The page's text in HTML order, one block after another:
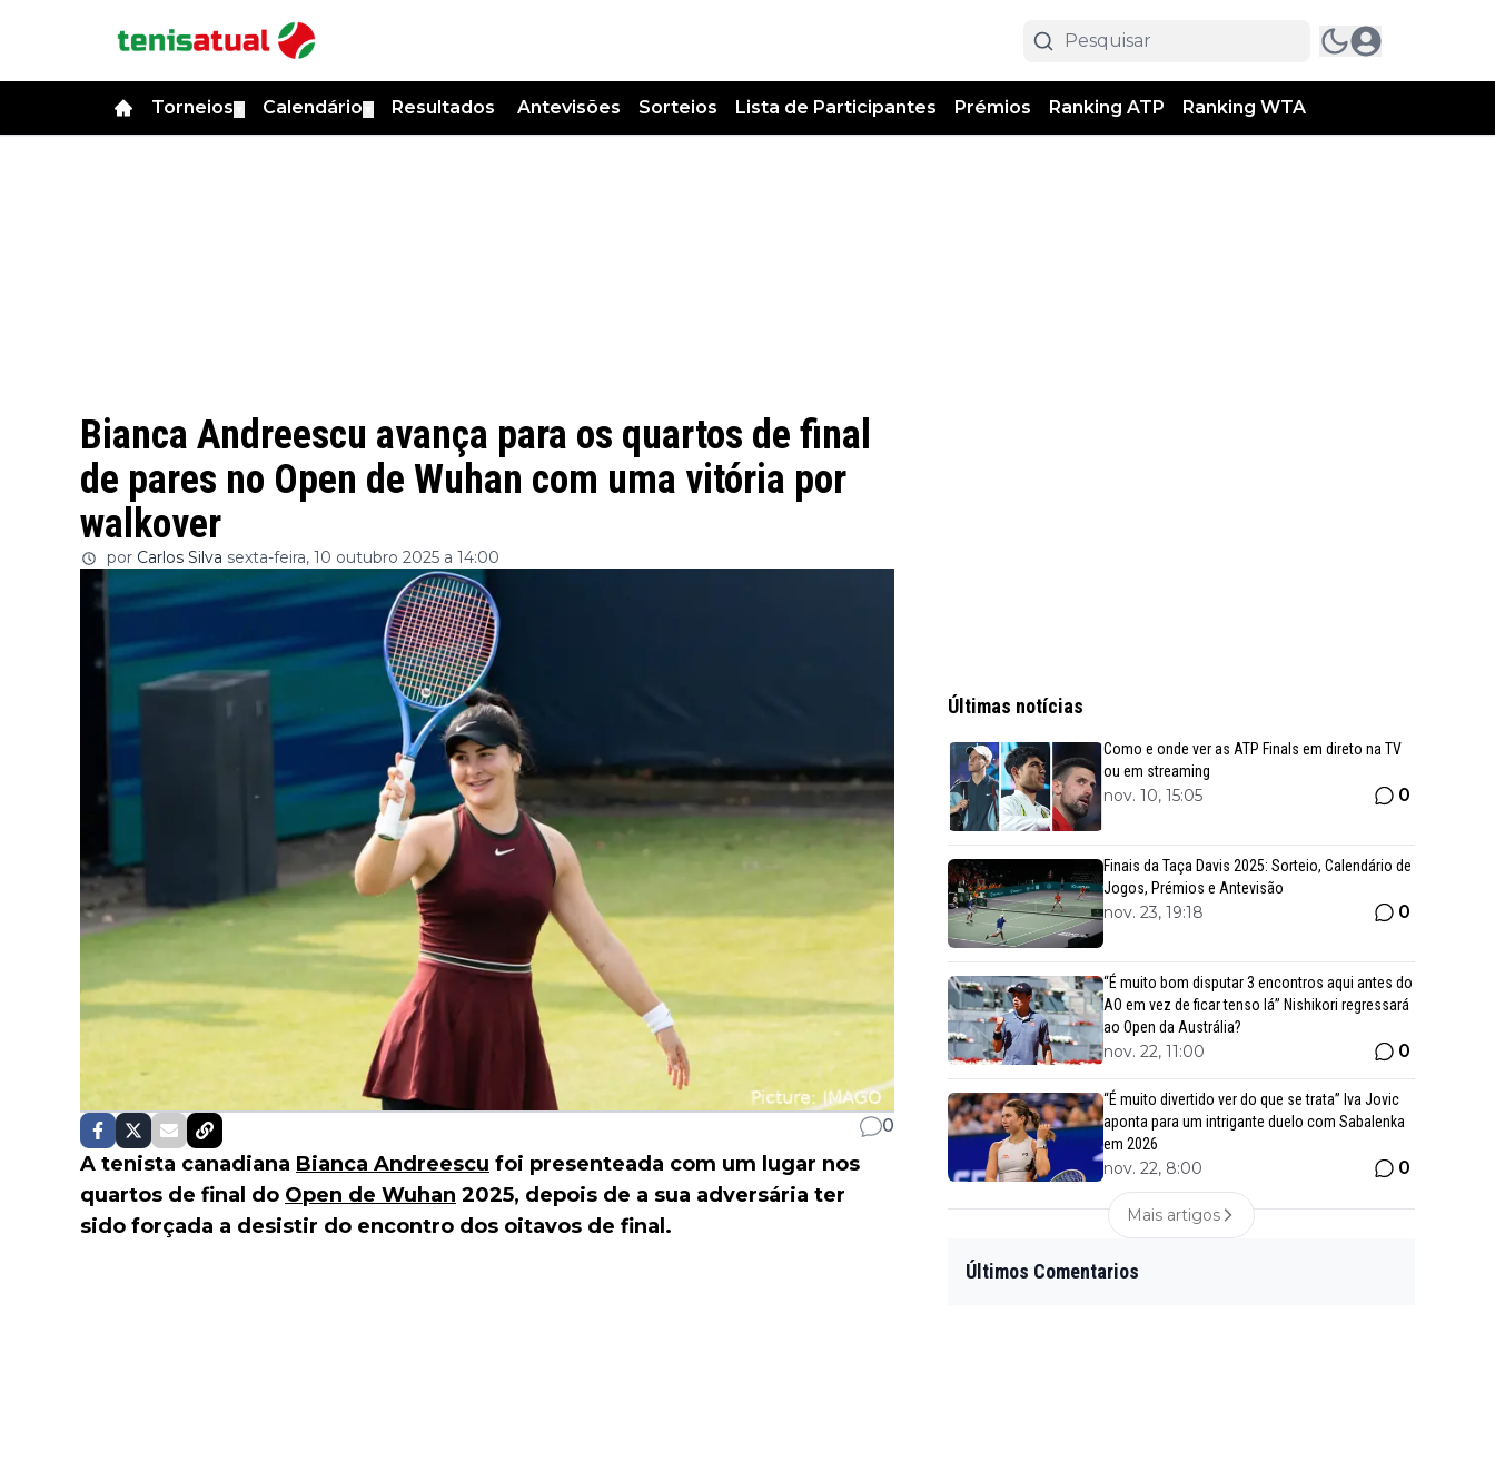
Torneios Calendário Resultados Antevisões Sorteios Lista de Participantes Prémios Ranking ATP Ranking WTA
Bianca Andreescu avança para os quartos de final
de pares no Open de Wuhan com uma vitória por
walkover
por Carlos Silva sexta-feira, 10 outubro 2025 a 14:00
0
A tenista canadiana Bianca Andreescu foi presenteada com um lugar nos
quartos de final do Open de Wuhan 2025, depois de a sua adversária ter
sido forçada a desistir do encontro dos oitavos de final.
Últimas notícias
Como e onde ver as ATP Finals em direto na TV
ou em streaming
nov. 10, 15:05 0
Finais da Taça Davis 2025: Sorteio, Calendário de
Jogos, Prémios e Antevisão
nov. 23, 19:18 0
“É muito bom disputar 3 encontros aqui antes do
AO em vez de ficar tenso lá” Nishikori regressará
ao Open da Austrália?
nov. 22, 11:00 0
“É muito divertido ver do que se trata” Iva Jovic
aponta para um intrigante duelo com Sabalenka
em 2026
nov. 22, 8:00 0
Mais artigos
Últimos Comentarios